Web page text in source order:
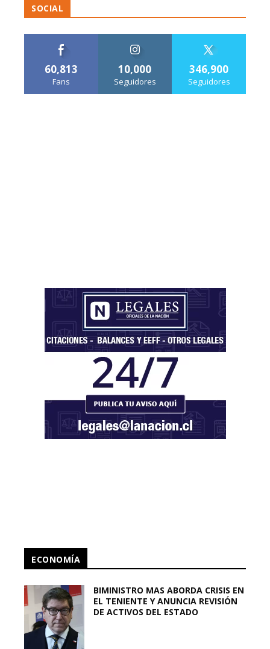
SOCIAL
60,813
Fans
10,000
Seguidores
346,900
Seguidores
ECONOMÍA
BIMINISTRO MAS ABORDA CRISIS EN
EL TENIENTE Y ANUNCIA REVISIÓN
DE ACTIVOS DEL ESTADO